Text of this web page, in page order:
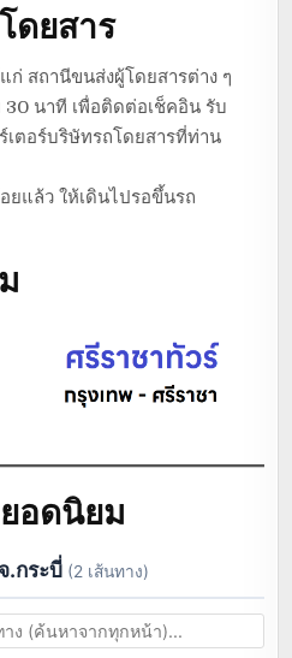
ดยสาร
ก่ สถานีขนส่งผู้โดยสารต่าง ๆ
30 นาที เพื่อติดต่อเช็คอิน รับ
เตอร์บริษัทรถโดยสารที่ท่าน
ยแล้ว ให้เดินไปรอขึ้นรถ
อดนิยม
.กระบี่ (2 เส้นทาง)